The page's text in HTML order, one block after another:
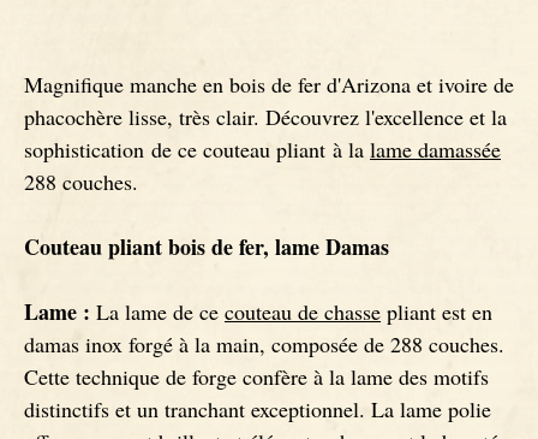
Magnifique manche en bois de fer d'Arizona et ivoire de
phacochère lisse, très clair. Découvrez l'excellence et la
sophistication de ce couteau pliant à la lame damassée
288 couches.
Couteau pliant bois de fer, lame Damas
Lame : La lame de ce couteau de chasse pliant est en
damas inox forgé à la main, composée de 288 couches.
Cette technique de forge confère à la lame des motifs
distinctifs et un tranchant exceptionnel. La lame polie
Couteaux fixes
Couteaux Gnou
Couteaux Loupe d'Orme